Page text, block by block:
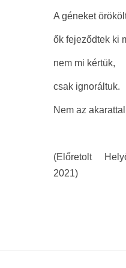
A géneket
ők fejeződtek ki
nem mi kértük,
csak ignoráltuk.
Nem az
(Előretolt
2021)